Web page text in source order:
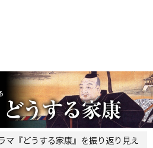
マ『どうする家康』を振り返り見え